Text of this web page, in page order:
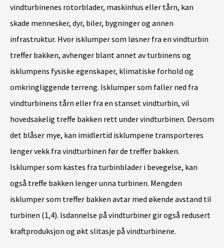
vindturbinenes rotorblader, maskinhus eller tårn, kan
skade mennesker, dyr, biler, bygninger og annen
infrastruktur. Hvor isklumper som løsner fra en vindturbin
treffer bakken, avhenger blant annet av turbinens og
isklumpens fysiske egenskaper, klimatiske forhold og
omkringliggende terreng. Isklumper som faller ned fra
vindturbinens tårn eller fra en stanset vindturbin, vil
hovedsakelig treffe bakken rett under vindturbinen. Dersom
det blåser mye, kan imidlertid isklumpene transporteres
lenger vekk fra vindturbinen før de treffer bakken.
Isklumper som kastes fra turbinblader i bevegelse, kan
også treffe bakken lenger unna turbinen. Mengden
isklumper som treffer bakken avtar med økende avstand til
turbinen (1,4). Isdannelse på vindturbiner gir også redusert
kraftproduksjon og økt slitasje på vindturbinene.